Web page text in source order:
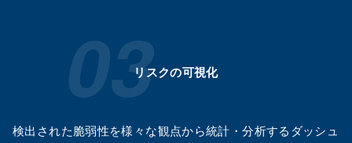
リスクの可視化
検出された脆弱性を様々な観点から統計・分析するダッシュ